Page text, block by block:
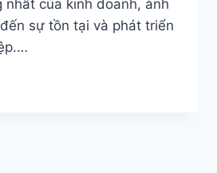
nhất của kinh doanh, ảnh
sự tồn tại và phát triển